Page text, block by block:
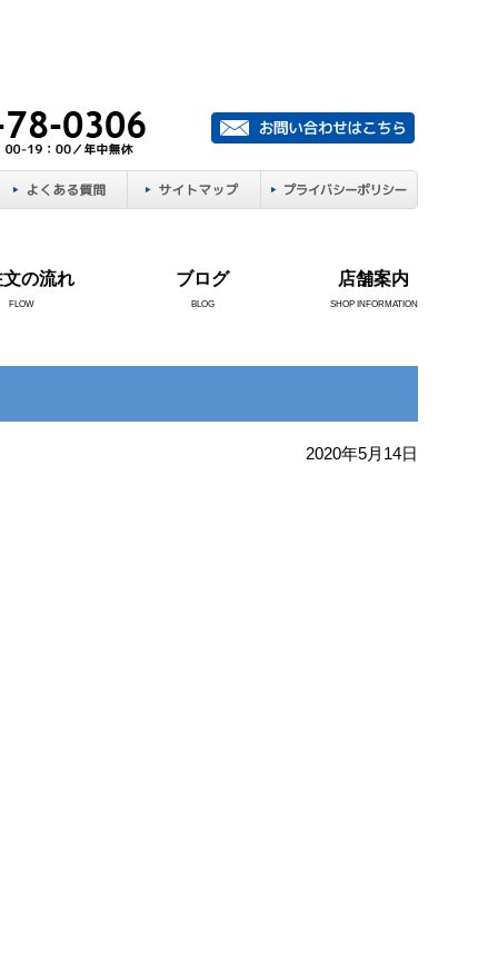
文の流れ
FLOW
ブログ
BLOG
店舗案内
SHOP INFORMATION
2020年5月14日